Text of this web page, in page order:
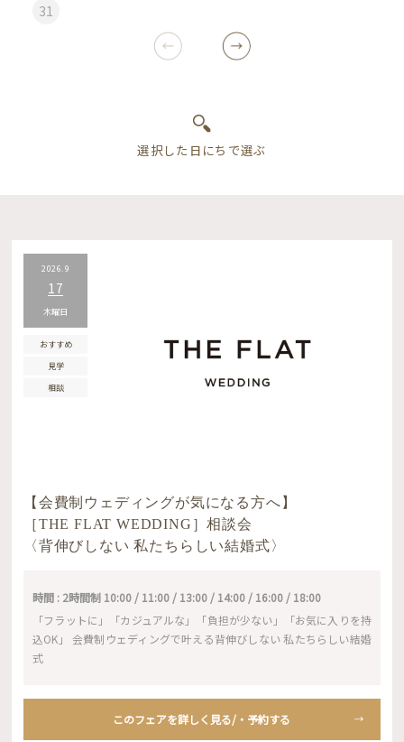
31
2026.9
17
木曜日
おすすめ
見学
相談
【会費制ウェディングが気になる方へ】
［THE FLAT WEDDING］相談会
〈背伸びしない 私たちらしい結婚式〉
時間 : 2時間制 10:00 / 11:00 / 13:00 / 14:00 / 16:00 / 18:00
「フラットに」「カジュアルな」「負担が少ない」「お気に入りを持
込OK」 会費制ウェディングで叶える背伸びしない 私たちらしい結婚
式
このフェアを詳しく見る/・予約する